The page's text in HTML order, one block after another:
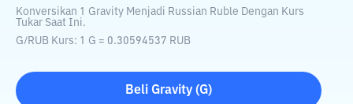
Konversikan 1 Gravity Menjadi Russian Ruble Dengan Kurs
Tukar Saat Ini.
G/RUB Kurs: 1 G = 0.30594537 RUB
Beli Gravity (G)